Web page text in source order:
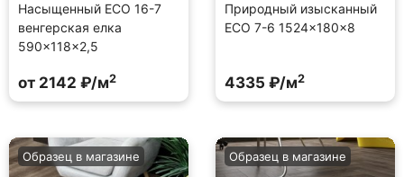
Насыщенный ECO 16-7
венгерская елка
590×118×2,5
от 2142 ₽/м2
Природный изысканный
ECO 7-6 1524×180×8
4335 ₽/м2
Образец в магазине Образец в магазине